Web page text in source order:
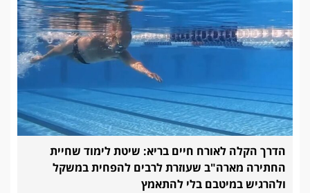
הדרך הקלה לאורח חיים בריא: שיטת לימוד שחיית
החתירה מארה"ב שעוזרת לרבים להפחית במשקל
ולהרגיש במיטבם בלי להתאמץ